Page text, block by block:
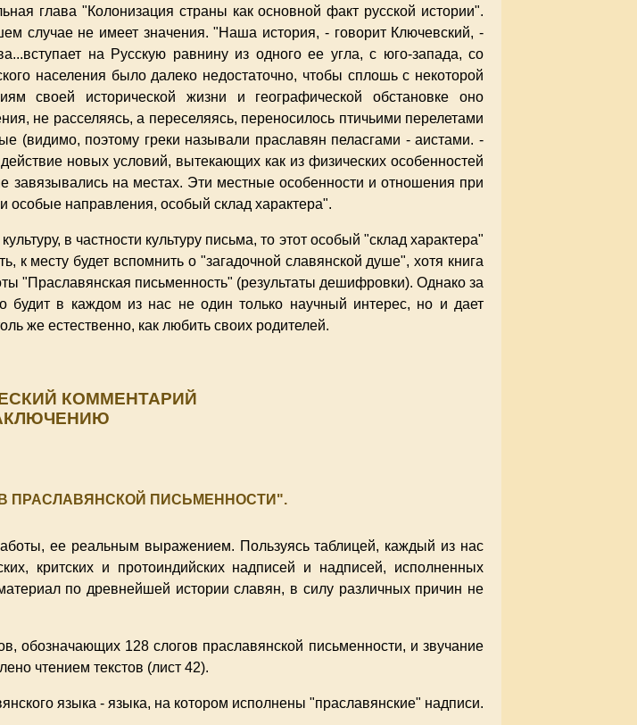
глава "Колонизация страны как основной факт русской истории".
случае не имеет значения. "Наша история, - говорит Ключевский, -
на Русскую равнину из одного ее угла, с юго-запада, со
населения было далеко недостаточно, чтобы сплошь с некоторой
своей исторической жизни и географической обстановке оно
не расселяясь, а переселяясь, переносилось птичьими перелетами
(видимо, поэтому греки называли праславян пеласгами - аистами. -
новых условий, вытекающих как из физических особенностей
завязывались на местах. Эти местные особенности и отношения при
направления, особый склад характера".
в частности культуру письма, то этот особый "склад характера"
к месту будет вспомнить о "загадочной славянской душе", хотя книга
"Праславянская письменность" (результаты дешифровки). Однако за
будит в каждом из нас не один только научный интерес, но и дает
же естественно, как любить своих родителей.
КОММЕНТАРИЙ
ПРАСЛАВЯНСКОЙ ПИСЬМЕННОСТИ".
ее реальным выражением. Пользуясь таблицей, каждый из нас
критских и протоиндийских надписей и надписей, исполненных
по древнейшей истории славян, в силу различных причин не
обозначающих 128 слогов праславянской письменности, и звучание
чтением текстов (лист 42).
языка - языка, на котором исполнены "праславянские" надписи.